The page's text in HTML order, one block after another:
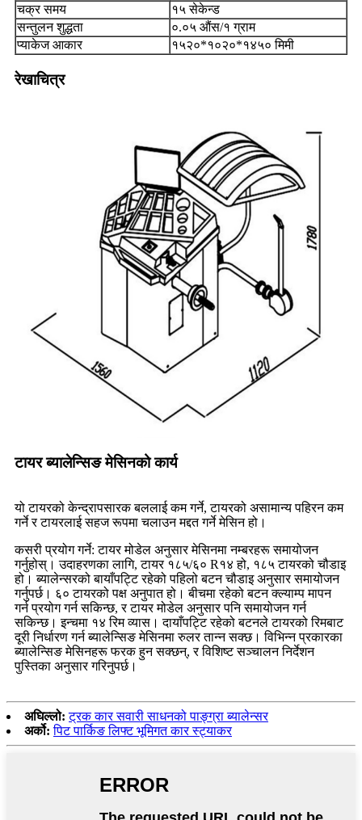
चक्र समय
१५ सेकेन्ड
सन्तुलन शुद्धता
०.०५ औंस/१ ग्राम
प्याकेज आकार
१५२०*१०२०*१४५० मिमी
रेखाचित्र
टायर ब्यालेन्सिङ मेसिनको कार्य
यो टायरको केन्द्रापसारक बललाई कम गर्ने, टायरको असामान्य पहिरन कम
गर्ने र टायरलाई सहज रूपमा चलाउन मद्दत गर्ने मेसिन हो।
कसरी प्रयोग गर्ने: टायर मोडेल अनुसार मेसिनमा नम्बरहरू समायोजन
गर्नुहोस्। उदाहरणका लागि, टायर १८५/६० R१४ हो, १८५ टायरको चौडाइ
हो। ब्यालेन्सरको बायाँपट्टि रहेको पहिलो बटन चौडाइ अनुसार समायोजन
गर्नुपर्छ। ६० टायरको पक्ष अनुपात हो। बीचमा रहेको बटन क्ल्याम्प मापन
गर्न प्रयोग गर्न सकिन्छ, र टायर मोडेल अनुसार पनि समायोजन गर्न
सकिन्छ। इन्चमा १४ रिम व्यास। दायाँपट्टि रहेको बटनले टायरको रिमबाट
दूरी निर्धारण गर्न ब्यालेन्सिङ मेसिनमा रुलर तान्न सक्छ। विभिन्न प्रकारका
ब्यालेन्सिङ मेसिनहरू फरक हुन सक्छन्, र विशिष्ट सञ्चालन निर्देशन
पुस्तिका अनुसार गरिनुपर्छ।
अघिल्लो: ट्रक कार सवारी साधनको पाङ्ग्रा ब्यालेन्सर
अर्को: पिट पार्किङ लिफ्ट भूमिगत कार स्ट्याकर